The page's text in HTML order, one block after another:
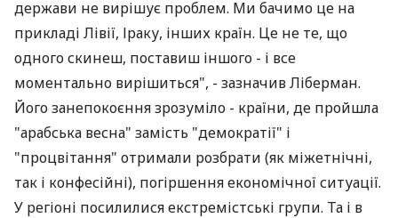
держави не вирішує проблем. Ми бачимо це на
прикладі Лівії, Іраку, інших країн. Це не те, що
одного скинеш, поставиш іншого - і все
моментально вирішиться", - зазначив Ліберман.
Його занепокоєння зрозуміло - країни, де пройшла
"арабська весна" замість "демократії" і
"процвітання" отримали розбрати (як міжетнічні,
так і конфесійні), погіршення економічної ситуації.
У регіоні посилилися екстремістські групи. Та і в